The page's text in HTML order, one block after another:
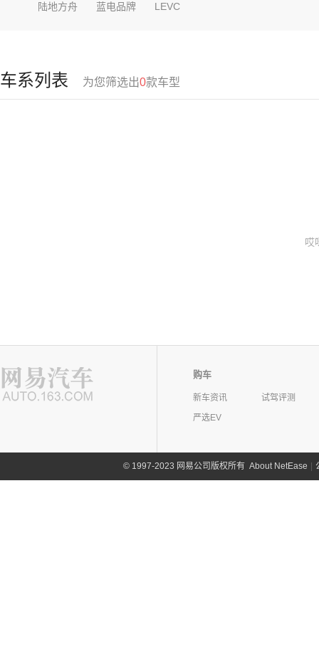
陆地方舟 蓝电品牌 LEVC
车系列表 为您筛选出0款车型
哎
购车
新车资讯
试驾评测
严选EV
©1997-2023 网易公司版权所有 About NetEase